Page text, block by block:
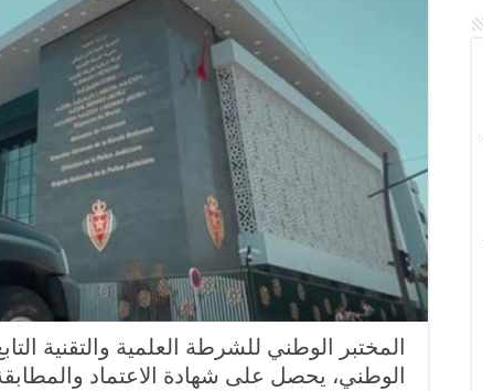
المختبر الوطني للشرطة العلمية والتقنية
الوطني، يحصل على شهادة الاعتماد